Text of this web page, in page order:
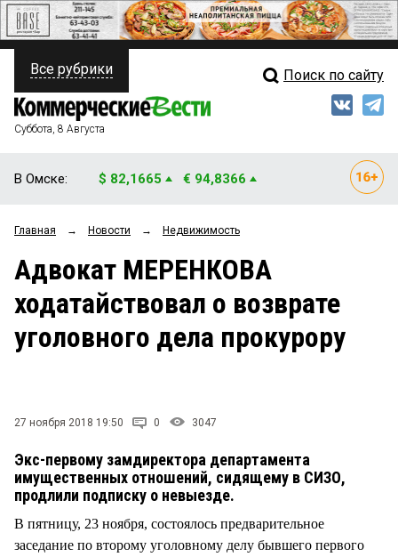
ПОЛИТИКА
ФИНАНСЫ
ОБЩЕСТВО
ЗАКОН
НОВОСТИ КОМПАНИЙ
Свежий выпуск
Мнения
Рейтинги
Блоги
Архив
Все рубрики Поиск по сайту
Суббота, 8 Августа
В Омске: $ 82,1665 € 94,8366
Главная → Новости → Недвижимость
Адвокат МЕРЕНКОВА
ходатайствовал о возврате
уголовного дела прокурору
27 ноября 2018 19:50 0 3047
Экс-первому замдиректора департамента
имущественных отношений, сидящему в СИЗО,
продлили подписку о невыезде.
В пятницу, 23 ноября, состоялось предварительное
заседание по второму уголовному делу бывшего первого